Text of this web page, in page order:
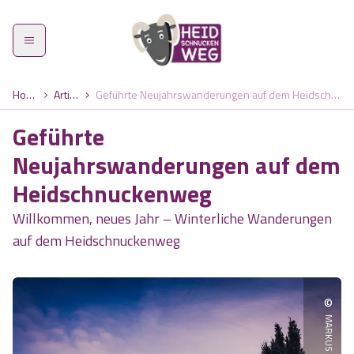
Heidschnuckenweg
Etappen
Highlights
Wandern im Frühling
Home Artikel Geführte Neujahrswanderungen auf dem Heidschnuckenweg
Geführte
Neujahrswanderungen auf dem
Heidschnuckenweg
Willkommen, neues Jahr – Winterliche Wanderungen
auf dem Heidschnuckenweg
©